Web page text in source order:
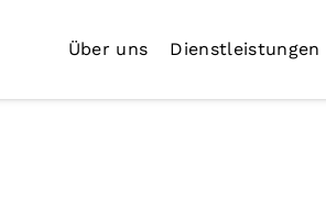
Über uns Dienstleistungen